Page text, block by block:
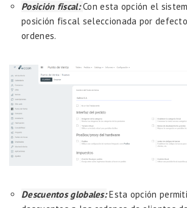
Posición fiscal: Con esta opción el
posición fiscal seleccionada por
ordenes.
Descuentos globales:Esta opción